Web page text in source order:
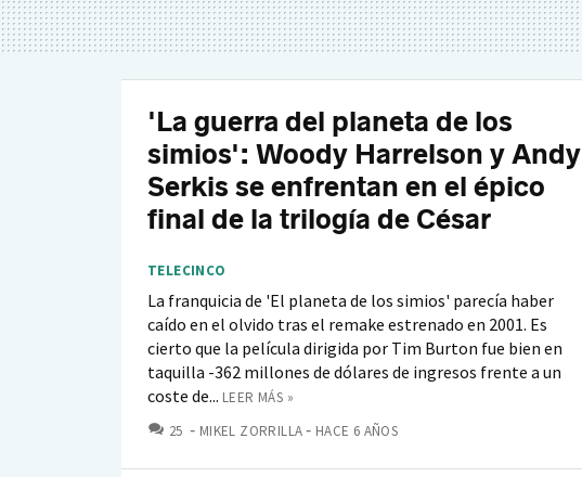
'La guerra del planeta de los
simios': Woody Harrelson y Andy
Serkis se enfrentan en el épico
final de la trilogía de César
TELECINCO
La franquicia de 'El planeta de los simios' parecía haber
caído en el olvido tras el remake estrenado en 2001. Es
cierto que la película dirigida por Tim Burton fue bien en
taquilla -362 millones de dólares de ingresos frente a un
coste de... LEER MÁS »
25 COMENTARIOS
MIKEL ZORRILLA HACE 6 AÑOS